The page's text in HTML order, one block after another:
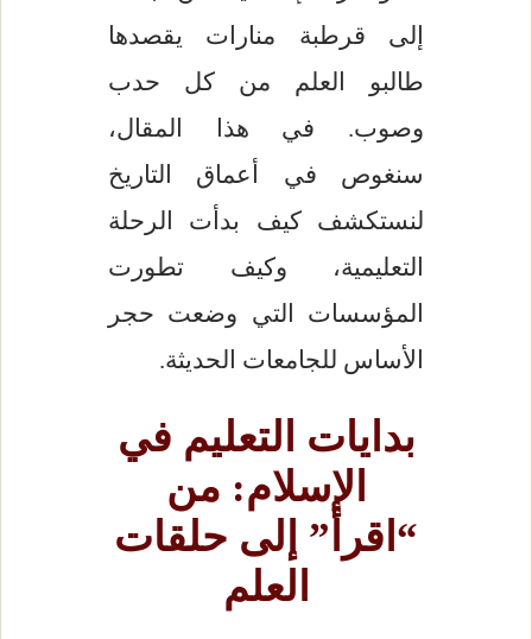
إلى قرطبة منارات يقصدها
طالبو العلم من كل حدب
وصوب. في هذا المقال،
سنغوص في أعماق التاريخ
لنستكشف كيف بدأت الرحلة
التعليمية، وكيف تطورت
المؤسسات التي وضعت حجر
الأساس للجامعات الحديثة.
بدايات التعليم في
الإسلام: من
“اقرأ” إلى حلقات
العلم